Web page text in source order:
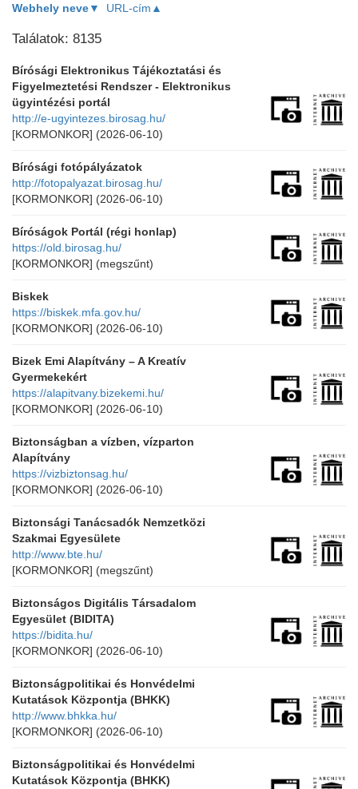
Webhely neve▼ URL-cím▲
Találatok: 8135
Bírósági Elektronikus Tájékoztatási és
Figyelmeztetési Rendszer - Elektronikus
ügyintézési portál
http://e-ugyintezes.birosag.hu/
[KORMONKOR] (2026-06-10)
Bírósági fotópályázatok
http://fotopalyazat.birosag.hu/
[KORMONKOR] (2026-06-10)
Bíróságok Portál (régi honlap)
https://old.birosag.hu/
[KORMONKOR] (megszűnt)
Biskek
https://biskek.mfa.gov.hu/
[KORMONKOR] (2026-06-10)
Bizek Emi Alapítvány – A Kreatív
Gyermekekért
https://alapitvany.bizekemi.hu/
[KORMONKOR] (2026-06-10)
Biztonságban a vízben, vízparton
Alapítvány
https://vizbiztonsag.hu/
[KORMONKOR] (2026-06-10)
Biztonsági Tanácsadók Nemzetközi
Szakmai Egyesülete
http://www.bte.hu/
[KORMONKOR] (megszűnt)
Biztonságos Digitális Társadalom
Egyesület (BIDITA)
https://bidita.hu/
[KORMONKOR] (2026-06-10)
Biztonságpolitikai és Honvédelmi
Kutatások Központja (BHKK)
http://www.bhkka.hu/
[KORMONKOR] (2026-06-10)
Biztonságpolitikai és Honvédelmi
Kutatások Központja (BHKK)